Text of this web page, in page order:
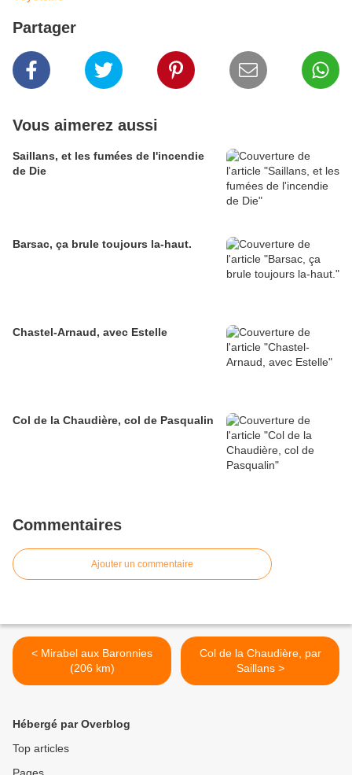
Partager
Vous aimerez aussi
Saillans, et les fumées de l'incendie
de Die
Barsac, ça brule toujours la-haut.
Chastel-Arnaud, avec Estelle
Col de la Chaudière, col de Pasqualin
Commentaires
Ajouter un commentaire
< Mirabel aux Baronnies
(206 km)
Col de la Chaudière, par
Saillans >
Hébergé par Overblog
Top articles